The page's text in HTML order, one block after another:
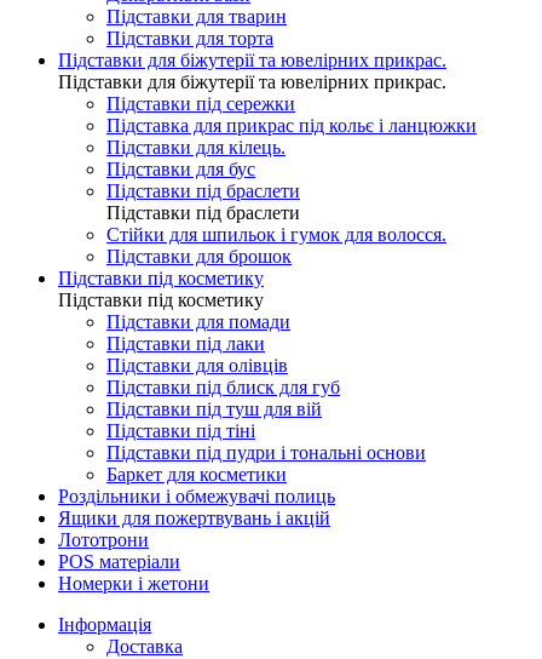
Підставки для тварин
Підставки для торта
Підставки для біжутерії та ювелірниx прикрас.
Підставки для біжутерії та ювелірниx прикрас.
Підставки під сережки
Підставка для прикрас під кольє і ланцюжки
Підставки для кілець.
Підставки для бус
Підставки під браслети
Підставки під браслети
Стійки для шпильок і гумок для волосся.
Підставки для брошок
Підставки під косметику
Підставки під косметику
Підставки для помади
Підставки під лаки
Підставки для олівців
Підставки під блиск для губ
Підставки під туш для вій
Підставки під тіні
Підставки під пудри і тональні основи
Баркет для косметики
Роздільники і обмежувачі полиць
Ящики для пожертвувань і акцій
Лототрони
POS матеріали
Номерки і жетони
Інформація
Доставка